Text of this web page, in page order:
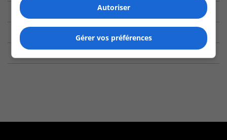
Autoriser
Gérer vos préférences